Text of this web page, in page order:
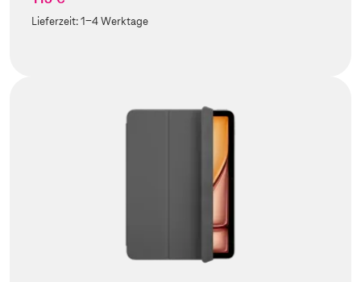
Lieferzeit:1-4 Werktage